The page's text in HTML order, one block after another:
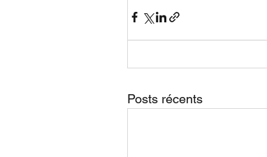
Posts récents